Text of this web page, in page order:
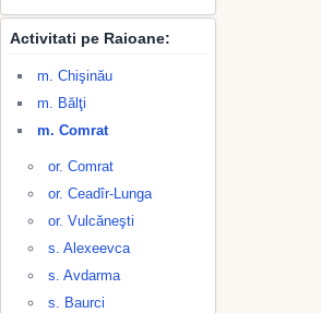
Activitati pe Raioane:
m. Chişinău
m. Bălţi
m. Comrat
or. Comrat
or. Ceadîr-Lunga
or. Vulcăneşti
s. Alexeevca
s. Avdarma
s. Baurci